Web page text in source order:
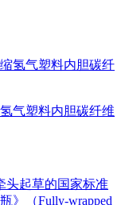
气塑料内胆碳纤维
头起草的国家标准
》（Fully-wrapped